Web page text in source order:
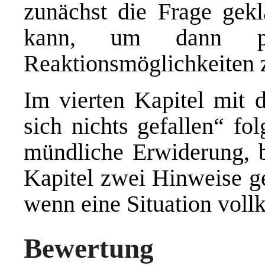
zunächst die Frage
kann, um dann
Reaktionsmöglichkeiten
Im vierten Kapitel mit
sich nichts gefallen“
mündliche Erwiderung,
Kapitel zwei Hinweise
wenn eine Situation
Bewertung